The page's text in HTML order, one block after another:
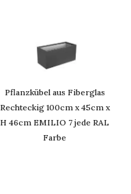
Pflanzkübel aus Fiberglas
Rechteckig 100cm x 45cm x
H 46cm EMILIO 7 jede RAL
Farbe